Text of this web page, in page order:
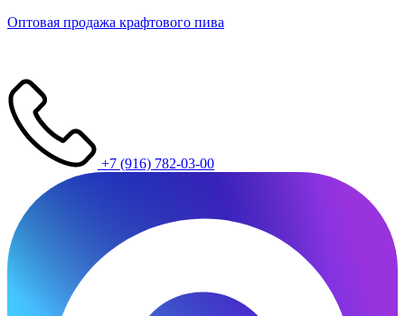
Оптовая продажа крафтового пива
+7 (916) 782-03-00